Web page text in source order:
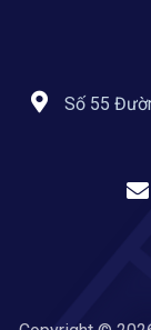
Số 55